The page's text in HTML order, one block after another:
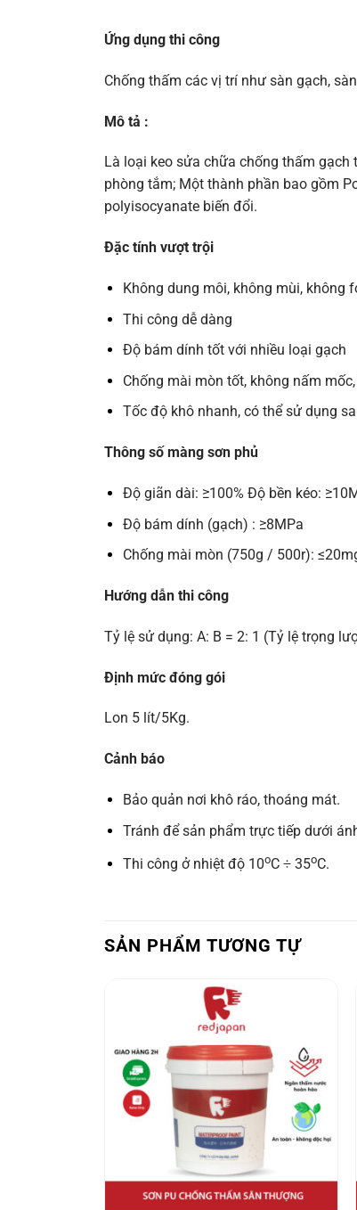
Ứng dụng thi công
Chống thấm các vị trí như sàn gạch,
Mô tả :
Là loại keo sửa chữa chống thấm
phòng tắm; Một thành phần bao gồm
polyisocyanate biến đổi.
Đặc tính vượt trội
Không dung môi, không mùi, không
Thi công dễ dàng
Độ bám dính tốt với nhiều loại gạch
Chống mài mòn tốt, không nấm
Tốc độ khô nhanh, có thể sử dụng
Thông số màng sơn phủ
Độ giãn dài: ≥100% Độ bền kéo:
Độ bám dính (gạch) : ≥8MPa
Chống mài mòn (750g / 500r):
Hướng dẫn thi công
Tỷ lệ sử dụng: A: B = 2: 1 (Tỷ lệ trọng
Định mức đóng gói
Lon 5 lít/5Kg.
Cảnh báo
Bảo quản nơi khô ráo, thoáng mát.
Tránh để sản phẩm trực tiếp dưới
Thi công ở nhiệt độ 10oC ÷ 35oC.
SẢN PHẨM TƯƠNG TỰ